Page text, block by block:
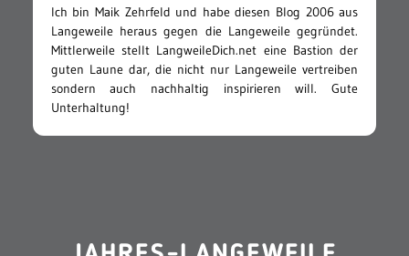
Ich bin Maik Zehrfeld und habe diesen Blog 2006 aus
Langeweile heraus gegen die Langeweile gegründet.
Mittlerweile stellt LangweileDich.net eine Bastion der
guten Laune dar, die nicht nur Langeweile vertreiben
sondern auch nachhaltig inspirieren will. Gute
Unterhaltung!